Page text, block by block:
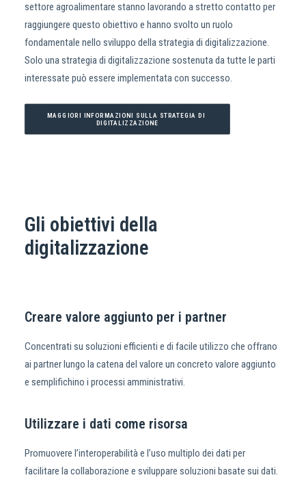
settore agroalimentare stanno lavorando a stretto contatto per
raggiungere questo obiettivo e hanno svolto un ruolo
fondamentale nello sviluppo della strategia di digitalizzazione.
Solo una strategia di digitalizzazione sostenuta da tutte le parti
interessate può essere implementata con successo.
MAGGIORI INFORMAZIONI SULLA STRATEGIA DI
DIGITALIZZAZIONE
Gli obiettivi della
digitalizzazione
Creare valore aggiunto per i partner
Concentrati su soluzioni efficienti e di facile utilizzo che offrano
ai partner lungo la catena del valore un concreto valore aggiunto
e semplifichino i processi amministrativi.
Utilizzare i dati come risorsa
Promuovere l’interoperabilità e l’uso multiplo dei dati per
facilitare la collaborazione e sviluppare soluzioni basate sui dati.